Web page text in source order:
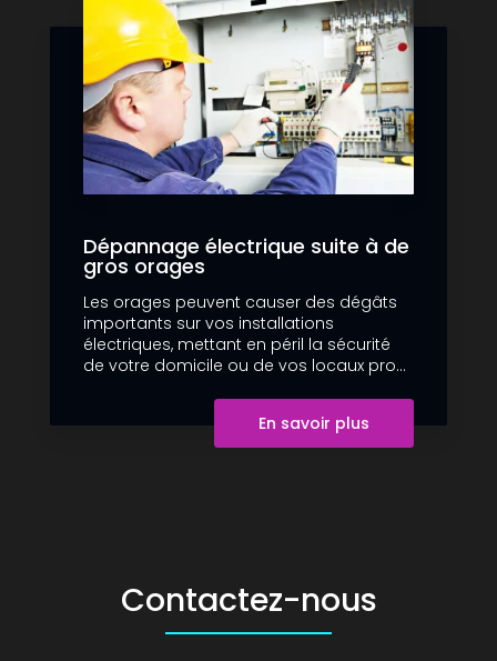
Dépannage électrique suite à de
gros orages
Les orages peuvent causer des dégâts
importants sur vos installations
électriques, mettant en péril la sécurité
de votre domicile ou de vos locaux pro...
En savoir plus
Contactez-nous